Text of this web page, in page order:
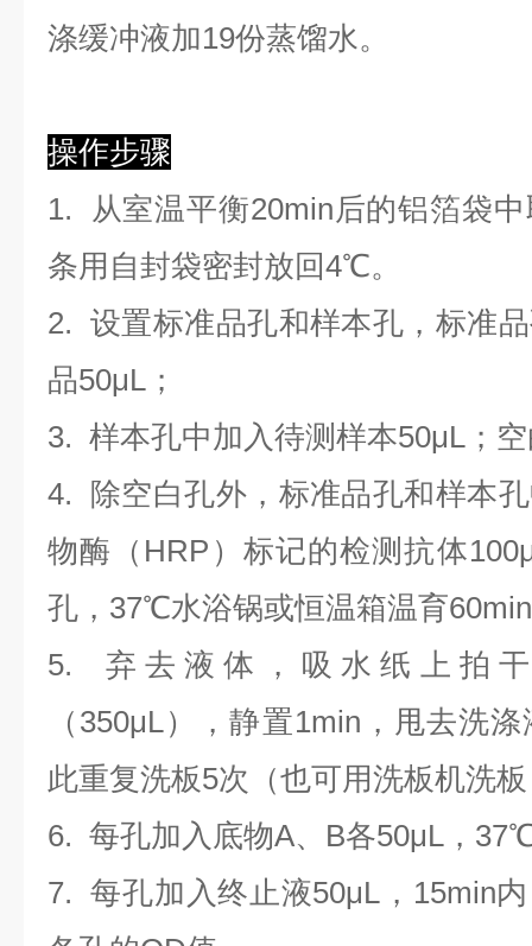
涤缓冲液加19份蒸馏水。
操作步骤
1. 从室温平衡20min后的铝箔袋
条用自封袋密封放回4℃。
2. 设置标准品孔和样本孔，标准
品50μL；
3. 样本孔中加 入待测样本50μL；
4.
除空白孔外，标准品孔和样本
物酶（HRP）标记的检测抗体
孔，37℃水浴锅或恒温箱温育
5. 弃去液体，吸水纸上拍
（350μL）
，静置1min，甩去洗
此重复洗板5次（也可用洗板机洗
6. 每孔加入底物A、B各50μL，
7. 每孔加入终止液50μL，15min